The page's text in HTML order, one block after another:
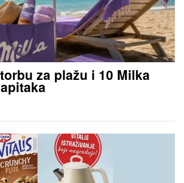
za plažu i 10 Milka